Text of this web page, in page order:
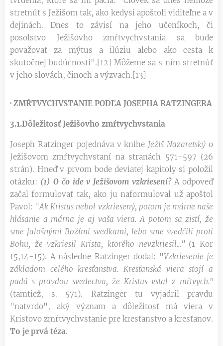
stretnúť s Ježišom tak, ako kedysi apoštoli viditeľne a v
dejinách. Dnes to závisí na jeho učeníkoch, či
posolstvo Ježišovho zmŕtvychvstania sa bude
považovať za mýtus a ilúziu alebo ako cesta k
skutočnej budúcnosti".[12] Môžeme sa s ním stretnúť
v jeho slovách, činoch a výzvach.[13]
· ZMŔTVYCHVSTANIE PODĽA JOSEPHA RATZINGERA
3.1.Dôležitosť Ježišovho zmŕtvychvstania
Joseph Ratzinger pojednáva v knihe Ježiš Nazaretský o
Ježišovom zmŕtvychvstaní na stranách 571-597 (26
strán). Hneď v prvom bode deviatej kapitoly si položil
otázku: (1) O čo ide v Ježišovom vzkriesení?A odpoveď
začal formulovať tak, ako ju naformuloval už apoštol
Pavol: "Ak Kristus nebol vzkriesený, potom je márne naše
hlásanie a márna je aj vaša viera. A potom sa zistí, že
sme falošnými Božími svedkami, lebo sme svedčili proti
Bohu, že vzkriesil Krista, ktorého nevzkriesil..."(1 Kor
15,14-15). A následne Ratzinger dodal: "Vzkriesenie je
základom celého kresťanstva. Kresťanská viera stojí a
padá s pravdou svedectva, že Kristus vstal z mŕtvych."
(tamtiež, s. 571). Ratzinger tu vyjadril pravdu
"natvrdo", aký význam a dôležitosť má viera v
Kristovo zmŕtvychvstanie pre kresťanstvo a kresťanov.
To je prvá téza.